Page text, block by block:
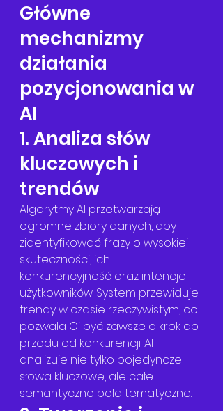
Główne
mechanizmy
działania
pozycjonowania w
AI
1. Analiza słów
kluczowych i
trendów
Algorytmy AI przetwarzają
ogromne zbiory danych, aby
zidentyfikować frazy o wysokiej
skuteczności, ich
konkurencyjność oraz intencje
użytkowników. System przewiduje
trendy w czasie rzeczywistym, co
pozwala Ci być zawsze o krok do
przodu od konkurencji. AI
analizuje nie tylko pojedyncze
słowa kluczowe, ale całe
semantyczne pola tematyczne.